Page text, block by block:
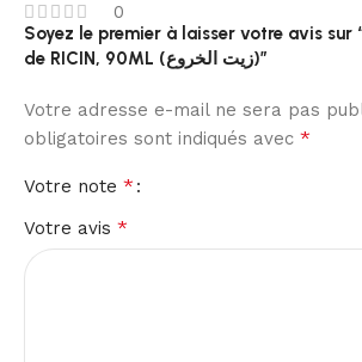
0
Soyez le premier à laisser votre avis sur
de RICIN, 90ML (زيت الخروع)”
Votre adresse e-mail ne sera pas
obligatoires sont indiqués avec *
Votre note *
Votre avis *